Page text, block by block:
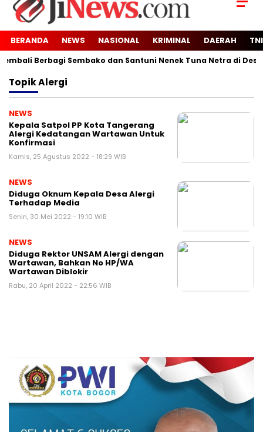
BERANDA NEWS NASIONAL KRIMINAL DAERAH
Berbagi Sembako dan Santuni Nenek Tuna Netra di Desa
TopikAlergi
NEWS
Kepala Satpol PP Kota Tangerang
Alergi Kedatangan Wartawan Untuk
Konfirmasi
Kamis, 25 Agustus 2022 - 18:29 WIB
NEWS
Diduga Oknum Kepala Desa Alergi
Terhadap Media
Senin, 30 Mei 2022 - 19:10 WIB
NEWS
Diduga Rektor UNSAM Alergi dengan
Wartawan, Bahkan No HP/WA
Wartawan Diblokir
Rabu, 20 April 2022 - 22:56 WIB